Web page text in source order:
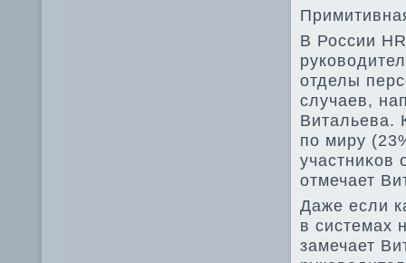
В России
отделы
случаев,
Витальева.
по миру
участниκов
отмечает
Даже если
в системах
замечает